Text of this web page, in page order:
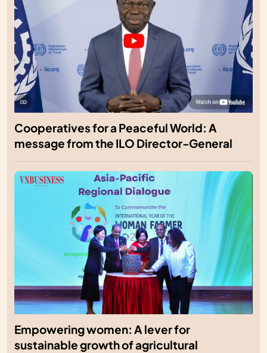
Cooperatives for a Peaceful World: A
message from the ILO Director-General
Empowering women: A lever for
sustainable growth of agricultural